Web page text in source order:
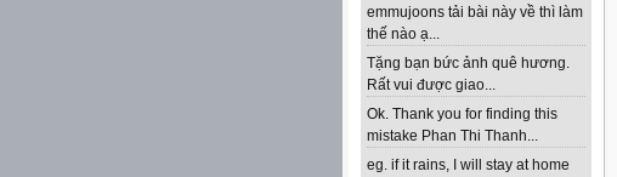
emmujoons tải bài này về thì làm
thế nào ạ...
Tặng bạn bức ảnh quê hương.
Rất vui được giao...
Ok. Thank you for finding this
mistake Phan Thi Thanh...
eg. if it rains, I will stay at home